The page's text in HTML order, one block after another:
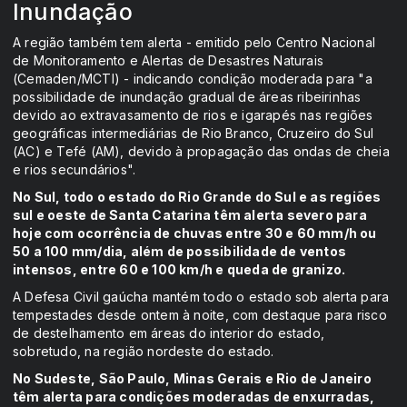
Inundação
A região também tem alerta - emitido pelo Centro Nacional
de Monitoramento e Alertas de Desastres Naturais
(Cemaden/MCTI) - indicando condição moderada para "a
possibilidade de inundação gradual de áreas ribeirinhas
devido ao extravasamento de rios e igarapés nas regiões
geográficas intermediárias de Rio Branco, Cruzeiro do Sul
(AC) e Tefé (AM), devido à propagação das ondas de cheia
e rios secundários".
No Sul, todo o estado do Rio Grande do Sul e as regiões
sul e oeste de Santa Catarina têm alerta severo para
hoje com ocorrência de chuvas entre 30 e 60 mm/h ou
50 a 100 mm/dia, além de possibilidade de ventos
intensos, entre 60 e 100 km/h e queda de granizo.
A Defesa Civil gaúcha mantém todo o estado sob alerta para
tempestades desde ontem à noite, com destaque para risco
de destelhamento em áreas do interior do estado,
sobretudo, na região nordeste do estado.
No Sudeste, São Paulo, Minas Gerais e Rio de Janeiro
têm alerta para condições moderadas de enxurradas,